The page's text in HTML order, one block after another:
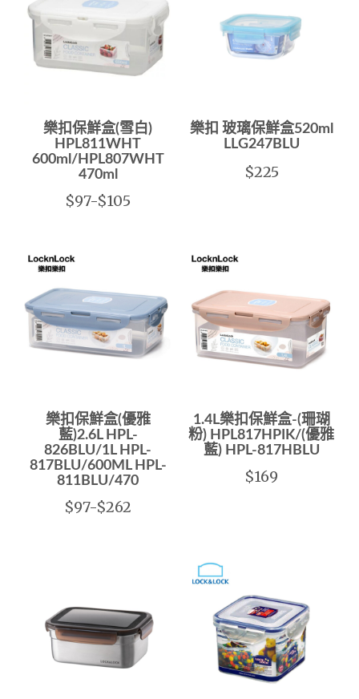
樂扣保鮮盒(雪白)
HPL811WHT
600ml/HPL807WHT
470ml
$97-$105
樂扣 玻璃保鮮盒520ml
LLG247BLU
$225
樂扣保鮮盒(優雅
藍)2.6L HPL-
826BLU/1L HPL-
817BLU/600ML HPL-
811BLU/470
$97-$262
1.4L樂扣保鮮盒-(珊瑚
粉) HPL817HPIK/(優雅
藍) HPL-817HBLU
$169